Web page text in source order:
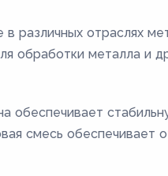
отраслях
обработки металла и
обеспечивает
смесь обеспечивает